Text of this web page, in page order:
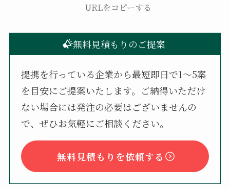
URLをコピーする
無料見積もりのご提案
提携を行っている企業から最短即日で1〜5案
を目安にご提案いたします。ご納得いただけ
ない場合には発注の必要はございませんの
で、ぜひお気軽にご相談ください。
無料見積もりを依頼する